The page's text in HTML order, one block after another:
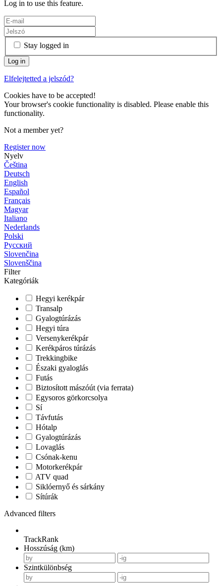
Log in to use this feature.
Stay logged in
Elfelejtetted a jelszód?
Cookies have to be accepted!
Your browser's cookie functionality is disabled. Please enable this
functionality.
Not a member yet?
Register now
Nyelv
Čeština
Deutsch
English
Español
Français
Magyar
Italiano
Nederlands
Polski
Русский
Slovenčina
Slovenščina
Filter
Kategóriák
Hegyi kerékpár
Transalp
Gyalogtúrázás
Hegyi túra
Versenykerékpár
Kerékpáros túrázás
Trekkingbike
Északi gyaloglás
Futás
Biztosított mászóút (via ferrata)
Egysoros görkorcsolya
Sí
Távfutás
Hótalp
Gyalogtúrázás
Lovaglás
Csónak-kenu
Motorkerékpár
ATV quad
Siklóernyő és sárkány
Sítúrák
Advanced filters
TrackRank
Hosszúság (km)
Szintkülönbség